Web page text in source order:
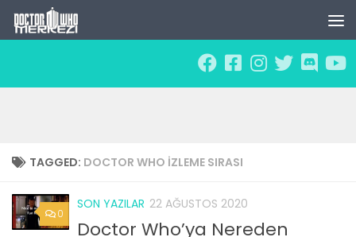
Skip to content
TAGGED: DOCTOR WHO IZLEME SIRASI
0
SON YAZILAR 22 AĞUSTOS 2020
Doctor Who’ya Nereden